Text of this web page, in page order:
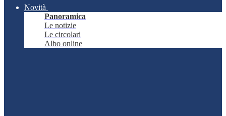
Novità
Panoramica
Le notizie
Le circolari
Albo online